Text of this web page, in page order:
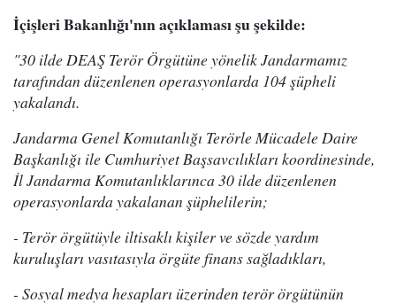
İçişleri Bakanlığı'nın açıklaması şu şekilde:
"30 ilde DEAŞ Terör Örgütüne yönelik Jandarmamız
tarafından düzenlenen operasyonlarda 104 şüpheli
yakalandı.
Jandarma Genel Komutanlığı Terörle Mücadele Daire
Başkanlığı ile Cumhuriyet Başsavcılıkları koordinesinde,
İl Jandarma Komutanlıklarınca 30 ilde düzenlenen
operasyonlarda yakalanan şüphelilerin;
- Terör örgütüyle iltisaklı kişiler ve sözde yardım
kuruluşları vasıtasıyla örgüte finans sağladıkları,
- Sosyal medya hesapları üzerinden terör örgütünün